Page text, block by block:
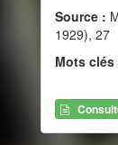
Source :
1929), 27
Mots clés